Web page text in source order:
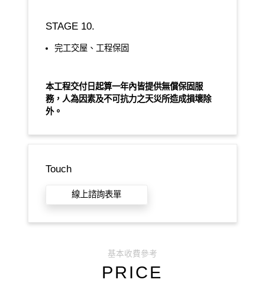
STAGE 10.
完工交屋、工程保固
本工程交付日起算一年內皆提供無償保固服
務，人為因素及不可抗力之天災所造成損壞除
外。
Touch
線上諮詢表單
基本收費參考
PRICE